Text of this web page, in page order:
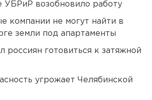
УБРиР возобновило работу
компании не могут найти в
земли под апартаменты
россиян готовиться к затяжной
угрожает Челябинской